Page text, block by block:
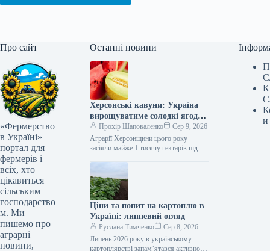
Про сайт
«Фермерство
в Україні» —
портал для
фермерів і
всіх, хто
цікавиться
сільським
господарство
м. Ми
пишемо про
аграрні
новини,
Останні новини
Херсонські кавуни: Україна
вирощуватиме солодкі ягоди
на деокупованих землях
Прохір Шаповаленко
Сер 9, 2026
Аграрії Херсонщини цього року
засіяли майже 1 тисячу гектарів під
Ціни та попит на картоплю в
Україні: липневий огляд
Руслана Тимченко
Сер 8, 2026
Липень 2026 року в українському
картоплярстві запам’ятався активною
и